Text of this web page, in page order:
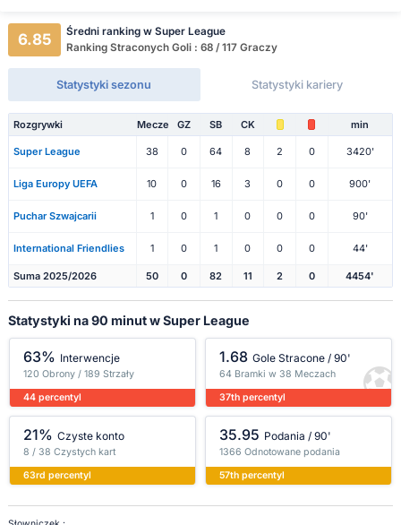
6.85
Średni ranking w Super League
Ranking Straconych Goli : 68 / 117 Graczy
Statystyki sezonu Statystyki kariery
Rozgrywki Mecze GZ SB CK min
Super League 38 0 64 8 2 0 3420'
Liga Europy UEFA 10 0 16 3 0 0 900'
Puchar Szwajcarii 1 0 1 0 0 0 90'
International Friendlies 1 0 1 0 0 0 44'
Suma 2025/2026 50 0 82 11 2 0 4454'
Statystyki na 90 minut w Super League
63% Interwencje
120 Obrony / 189 Strzały
44 percentyl
1.68 Gole Stracone / 90'
64 Bramki w 38 Meczach
37th percentyl
21% Czyste konto
8 / 38 Czystych kart
63rd percentyl
35.95 Podania / 90'
1366 Odnotowane podania
57th percentyl